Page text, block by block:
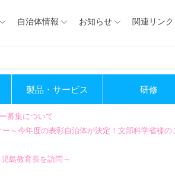
自治体情報 お知らせ 関連リンク
製品・サービス 研修
募集について
～今年度の表彰自治体が決定！文部科学省様の
島教育長を訪問～